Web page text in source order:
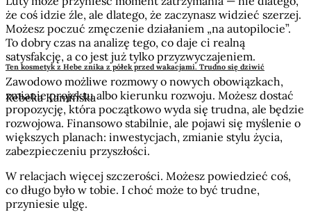
Ten kosmetyk z Hebe znika z półek przed wakacjami. Trudno się dziwić
Rebeka Kamińska
że coś idzie źle, ale dlatego, że zaczynasz widzieć szerzej.
Możesz poczuć zmęczenie działaniem „na autopilocie”.
To dobry czas na analizę tego, co daje ci realną
satysfakcję, a co jest już tylko przyzwyczajeniem.
Zawodowo możliwe rozmowy o nowych obowiązkach,
zmianie projektu albo kierunku rozwoju. Możesz dostać
propozycję, która początkowo wyda się trudna, ale będzie
rozwojowa. Finansowo stabilnie, ale pojawi się myślenie o
większych planach: inwestycjach, zmianie stylu życia,
zabezpieczeniu przyszłości.
W relacjach więcej szczerości. Możesz powiedzieć coś,
co długo było w tobie. I choć może to być trudne,
przyniesie ulgę.